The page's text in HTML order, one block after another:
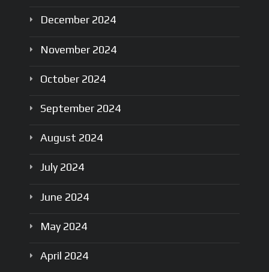
December 2024
November 2024
October 2024
September 2024
August 2024
July 2024
June 2024
May 2024
April 2024